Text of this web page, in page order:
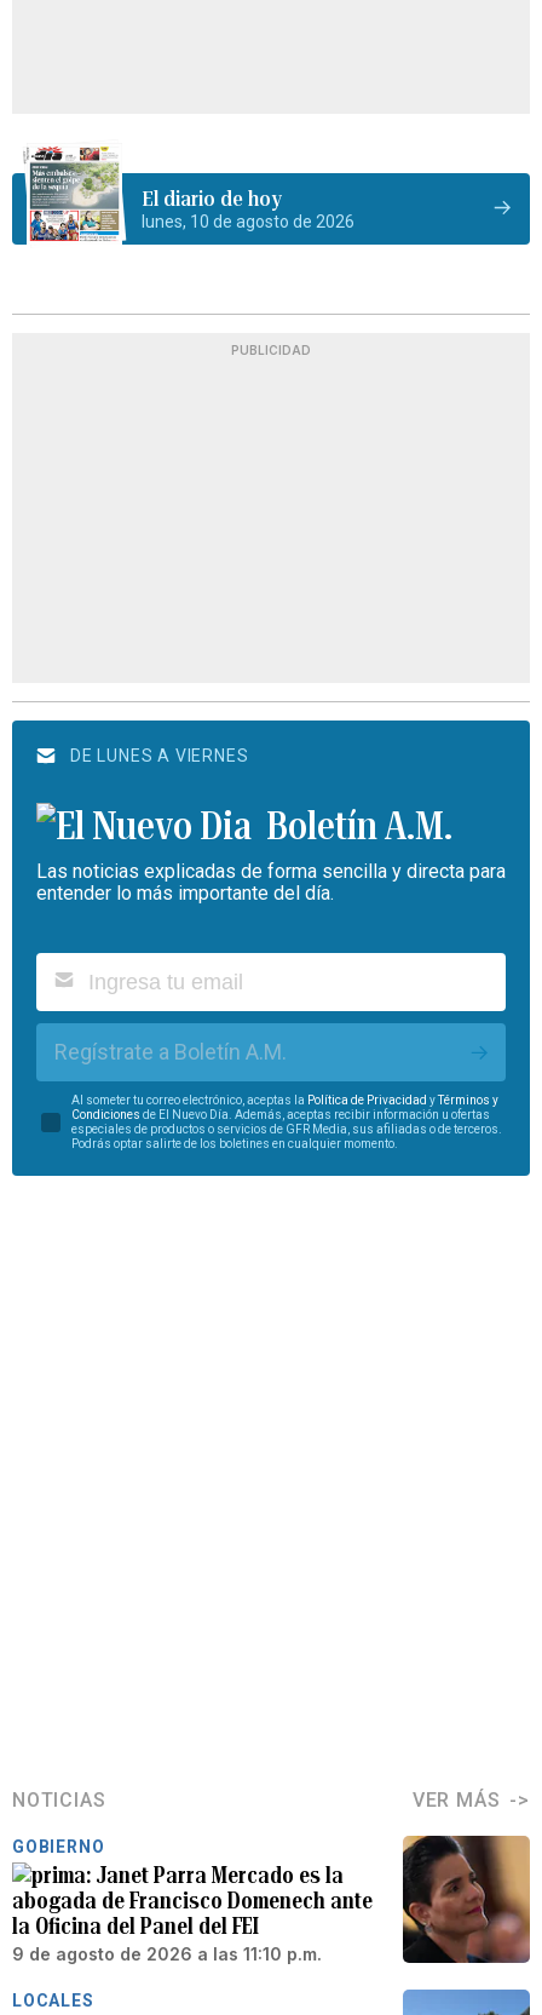
El diario de hoy
lunes, 10 de agosto de 2026
PUBLICIDAD
DE LUNES A VIERNES
Boletín A.M.
Las noticias explicadas de forma sencilla y directa para
entender lo más importante del día.
Regístrate a Boletín A.M.
Al someter tu correo electrónico, aceptas la Política de Privacidad yTérminos y
Condiciones de El Nuevo Día. Además, aceptas recibir información u ofertas
especiales de productos o servicios de GFR Media, sus afiliadas o de terceros.
Podrás optar salirte de los boletines en cualquier momento.
NOTICIAS VER MÁS
GOBIERNO
Janet Parra Mercado es la
abogada de Francisco Domenech ante
la Oficina del Panel del FEI
9 de agosto de 2026 a las 11:10 p.m.
LOCALES